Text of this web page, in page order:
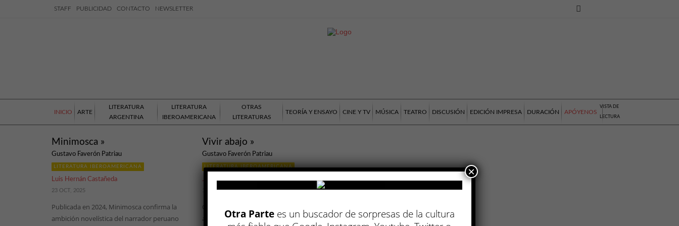
STAFF PUBLICIDAD CONTACTO NEWSLETTER
INICIO ARTE
LITERATURA
ARGENTINA
LITERATURA
IBEROAMERICANA
OTRAS
LITERATURAS
TEORÍA Y ENSAYO CINE Y TV MÚSICA TEATRO DISCUSIÓN EDICIÓN IMPRESA DURACIÓN APÓYENOS
VISTA DE
LECTURA
Minimosca »
Gustavo Faverón Patriau
LITERATURA IBEROAMERICANA
Luis Hernán Castañeda
23 OCT, 2025
Publicada en 2024, Minimosca confirma la
ambición novelística del narrador peruano
Vivir abajo »
Gustavo Faverón Patriau
LITERATURA IBEROAMERICANA
José Ignacio González
14 NOV, 2019
Que el autor de esta monumental novela haya
acreditado sobradamente su conocimiento de la
Otra Partees un buscador de sorpresas de la cultura
×